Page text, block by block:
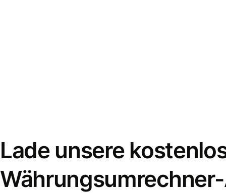
Lade unsere